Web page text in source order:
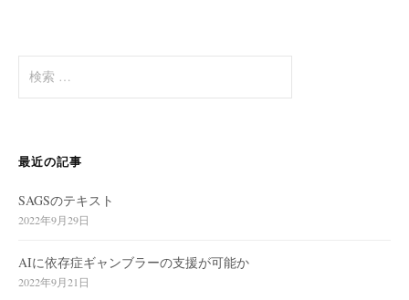
索
最近の記事
SAGSのテキスト
2022年9月29日
AIに依存症ギャンブラーの支援が可能か
2022年9月21日